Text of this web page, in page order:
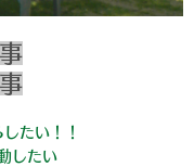
たい！！
したい